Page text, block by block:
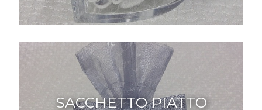
SACCHETTO PIATTO